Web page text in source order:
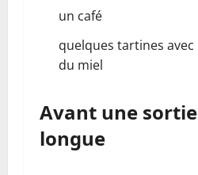
un café
quelques tartines avec
du miel
Avant une sortie
longue